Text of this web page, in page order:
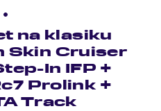
na klasiku
Skin Cruiser
In IFP +
Prolink +
Track